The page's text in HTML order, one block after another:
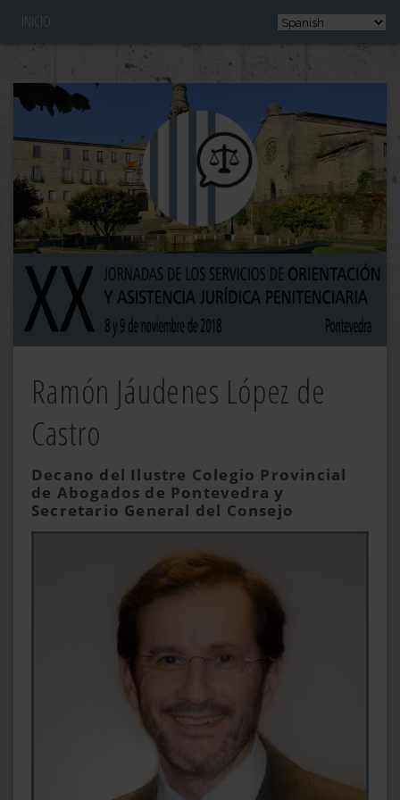
INICIO
Ramón Jáudenes López de
Castro
Decano del Ilustre Colegio Provincial
de Abogados de Pontevedra y
Secretario General del Consejo